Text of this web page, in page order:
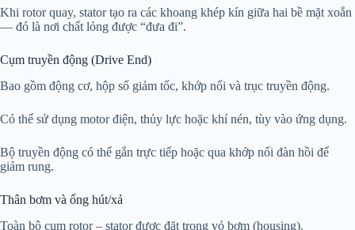
Khi rotor quay, stator tạo ra các khoang khép kín giữa hai bề mặt xoắn
— đó là nơi chất lỏng được “đưa đi”.
Cụm truyền động (Drive End)
Bao gồm động cơ, hộp số giảm tốc, khớp nối và trục truyền động.
Có thể sử dụng motor điện, thủy lực hoặc khí nén, tùy vào ứng dụng.
Bộ truyền động có thể gắn trực tiếp hoặc qua khớp nối đàn hồi để
giảm rung.
Thân bơm và ống hút/xả
Toàn bộ cụm rotor – stator được đặt trong vỏ bơm (housing).